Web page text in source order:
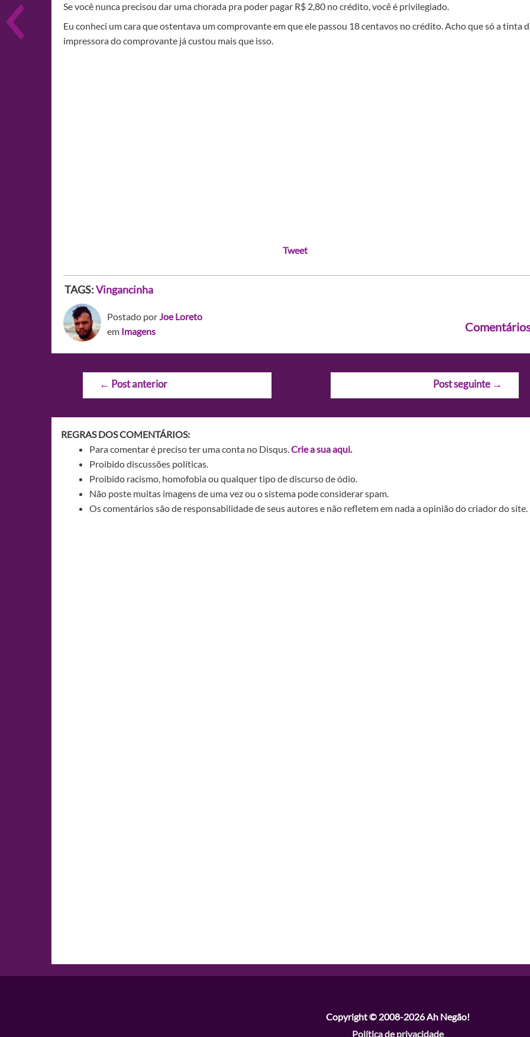
Se você nunca precisou dar uma chorada pra poder pagar R$ 2,80 no crédito, você é privilegiado.
Eu conheci um cara que ostentava um comprovante em que ele passou 18 centavos no crédito. Acho que só a tinta
impressora do comprovante já custou mais que isso.
Tweet
TAGS:Vingancinha
Postado porJoe Loreto
em Imagens
Navegação
← Post anterior Post seguinte →
REGRAS DOS COMENTÁRIOS:
Para comentar é preciso ter uma conta no Disqus.Crie a sua aqui.
Proibido discussões políticas.
Proibido racismo, homofobia ou qualquer tipo de discurso de ódio.
Não poste muitas imagens de uma vez ou o sistema pode considerar spam.
Os comentários são de responsabilidade de seus autores e não refletem em nada a opinião do criador do site.
Copyright © 2008-2026Ah Negão!
Política de privacidade